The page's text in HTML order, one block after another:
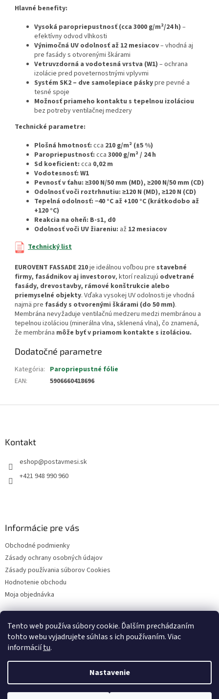
Tento web používa súbory cookie. Ďalším prechádzaním
tohto webu vyjadrujete súhlas s ich používaním. Viac
informáciítu.
Nastavenie
Hlavné benefity:
Vysoká paropriepustnosť (cca 3000 g/m²/24 h) –
efektívny odvod vlhkosti
Výnimočná UV odolnosť až 12 mesiacov– vhodná aj
pre fasády s otvorenými škárami
Vetruvzdorná a vodotesná vrstva (W1) – ochrana
izolácie pred poveternostnými vplyvmi
Systém SK2 – dve samolepiace páskypre pevné a
tesné spoje
Možnosť priameho kontaktu s tepelnou izoláciou
bez potreby ventilačnej medzery
Technické parametre:
Plošná hmotnosť: cca 210 g/m² (±5 %)
Paropriepustnosť: cca 3000 g/m² / 24 h
Sd koeficient: cca 0,02 m
Vodotesnosť: W1
Pevnosť v ťahu: ≥300 N/50 mm (MD), ≥200 N/50 mm (CD)
Odolnosť voči roztrhnutiu: ≥120 N (MD), ≥120 N (CD)
Tepelná odolnosť: −40 °C až +100 °C (krátkodobo až
+120 °C)
Reakcia na oheň: B-s1, d0
Odolnosť voči UV žiareniu: až 12 mesiacov
Technický list
EUROVENT FASSADE 210je ideálnou voľbou pre stavebné
firmy, fasádnikov aj investorov, ktorí realizujú odvetrané
fasády, drevostavby, rámové konštrukcie alebo
priemyselné objekty. Vďaka vysokej UV odolnosti je vhodná
najmä pre fasády s otvorenými škárami (do 50 mm).
Membrána nevyžaduje ventilačnú medzeru medzi membránou a
tepelnou izoláciou (minerálna vlna, sklenená vlna), čo znamená,
že membrána môže byť v priamom kontakte s izoláciou.
Dodatočné parametre
Kategória: Paropriepustné fólie
EAN: 5906660418696
Kontakt
eshop@postavmesi.sk
+421 948 990 960
Informácie pre vás
Obchodné podmienky
Zásady ochrany osobných údajov
Zásady používania súborov Cookies
Hodnotenie obchodu
Moja objednávka
Facebook
Vytvoril Shoptet